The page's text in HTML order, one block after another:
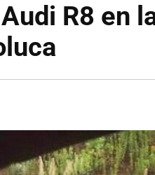
R8 en